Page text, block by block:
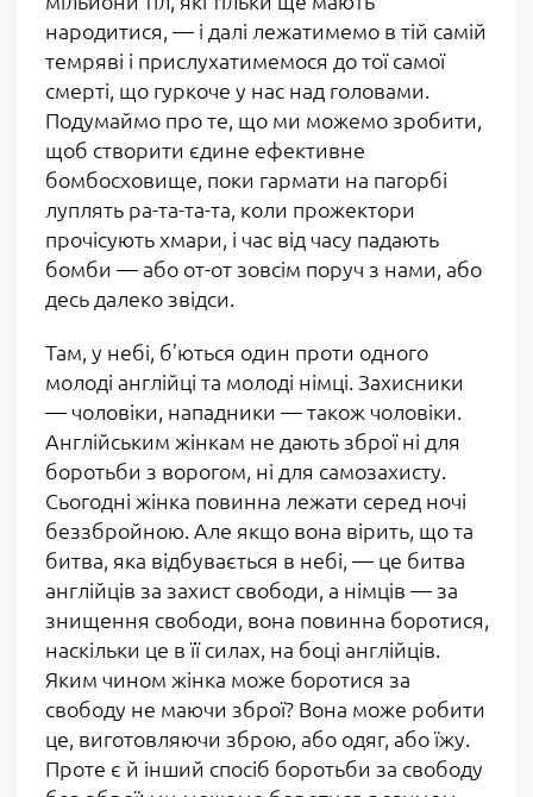
народитися, — і далі лежатимемо в тій самій
темряві і прислухатимемося до тої самої
смерті, що гуркоче у нас над головами.
Подумаймо про те, що ми можемо зробити,
щоб створити єдине ефективне
бомбосховище, поки гармати на пагорбі
луплять ра-та-та-та, коли прожектори
прочісують хмари, і час від часу падають
бомби — або от-от зовсім поруч з нами, або
десь далеко звідси.
Там, у небі, б’ються один проти одного
молоді англійці та молоді німці. Захисники
— чоловіки, нападники — також чоловіки.
Англійським жінкам не дають зброї ні для
боротьби з ворогом, ні для самозахисту.
Сьогодні жінка повинна лежати серед ночі
беззбройною. Але якщо вона вірить, що та
битва, яка відбувається в небі, — це битва
англійців за захист свободи, а німців — за
знищення свободи, вона повинна боротися,
наскільки це в її силах, на боці англійців.
Яким чином жінка може боротися за
свободу не маючи зброї? Вона може робити
це, виготовляючи зброю, або одяг, або їжу.
Проте є й інший спосіб боротьби за свободу